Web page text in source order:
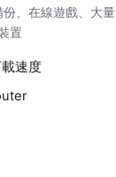
、在線遊戲、大量
置
速度